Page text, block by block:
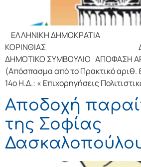
ΕΛΛΗΝΙΚΗ
ΚΟΡΙΝΘΙΑΣ ΔΗΜΟΣ
ΔΗΜΟΤΙΚΟ ΣΥΜΒΟΥΛΙΟ ΑΠΟΦΑΣΗ
(Απόσπασμα από το Πρακτικό
14ο Η.Δ.: « Επιχορηγήσεις
Αποδοχή
της Σοφίας